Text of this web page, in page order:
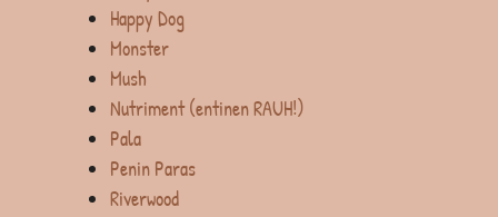
Happy Dog
Monster
Mush
Nutriment (entinen RAUH!)
Pala
Penin Paras
Riverwood